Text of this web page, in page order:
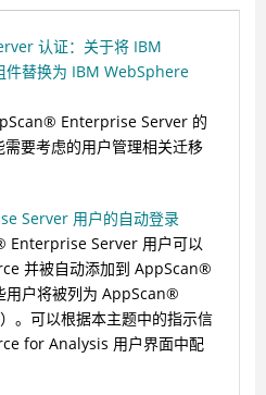
认证：关于将 IBM
件替换为 IBM WebSphere
® Enterprise Server 的
要考虑的用户管理相关迁移
Server 用户的自动登录
Enterprise Server 用户可以
并被自动添加到 AppScan®
用户将被列为 AppScan®
。可以根据本主题中的指示信
for Analysis 用户界面中配